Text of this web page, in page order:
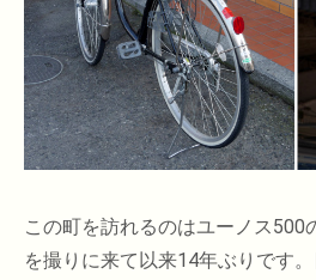
この町を訪れるのはユーノス500
を撮りに来て以来14年ぶりです